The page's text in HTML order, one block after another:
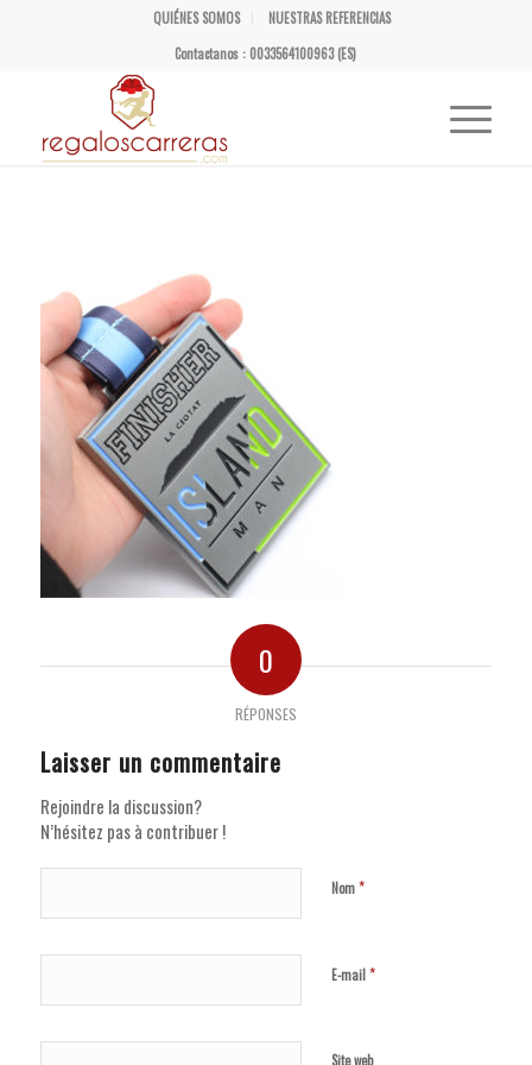
QUIÉNES SOMOS
NUESTRAS REFERENCIAS
Contactanos : 0033564100963 (ES)
0
RÉPONSES
Laisser un commentaire
Rejoindre la discussion?
N’hésitez pas à contribuer !
Nom*
E-mail*
Site web